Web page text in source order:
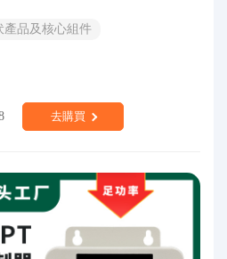
產品及核心組件
去購買